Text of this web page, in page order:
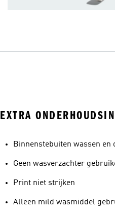
EXTRA
Binnenstebuiten wassen en
Geen wasverzachter
Print niet strijken
Alleen mild wasmiddel